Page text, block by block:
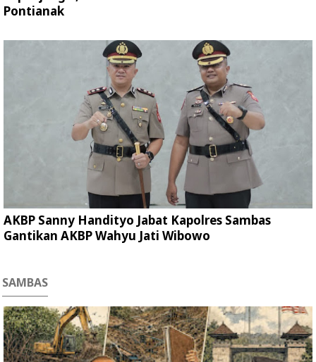
Pontianak
AKBP Sanny Handityo Jabat Kapolres Sambas
Gantikan AKBP Wahyu Jati Wibowo
SAMBAS